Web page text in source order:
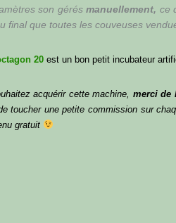
son gérésmanuellement, ce
final que toutes les couveuses
20 est un bon petit incubateur
acquérir cette machine, merci de
toucher une petite commission sur
gratuit